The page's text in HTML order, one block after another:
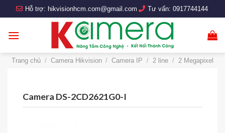
to
content
Hỗ trợ: hikvisionhcm.com@gmail.com Tư vấn: 0917744144
Trang chủ / Camera Hikvision / Camera IP / 2 line / 2 Megapixel
Camera DS-2CD2621G0-I